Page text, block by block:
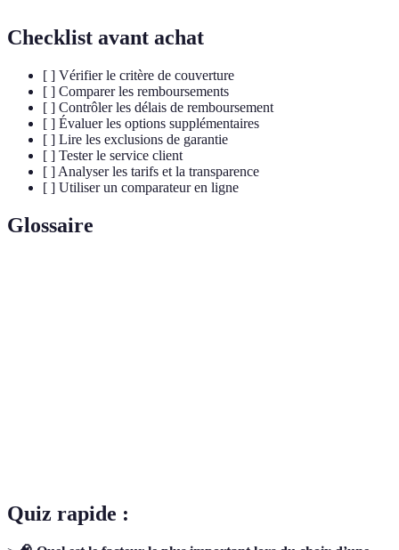
Checklist avant achat
[ ] Vérifier le critère de couverture
[ ] Comparer les remboursements
[ ] Contrôler les délais de remboursement
[ ] Évaluer les options supplémentaires
[ ] Lire les exclusions de garantie
[ ] Tester le service client
[ ] Analyser les tarifs et la transparence
[ ] Utiliser un comparateur en ligne
Glossaire
Quiz rapide :